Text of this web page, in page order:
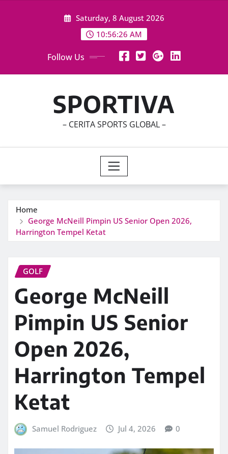
Saturday, 8 August 2026
10:56:28 AM
Follow Us
SPORTIVA
– CERITA SPORTS GLOBAL –
Home
George McNeill Pimpin US Senior Open 2026,
Harrington Tempel Ketat
GOLF
George McNeill
Pimpin US Senior
Open 2026,
Harrington Tempel
Ketat
Samuel Rodriguez Jul 4, 2026 0